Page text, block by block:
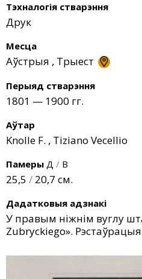
Тэхналогія стварэння
Друк
Месца
Аўстрыя , Трыест
Перыяд стварэння
1801 — 1900 гг.
Аўтар
Knolle F. , Tiziano Vecellio
Памеры Д / В
25,5 / 20,7 см.
Дадатковыя адзнакі
У правым ніжнім вуглу
Zubryckiego». Рэстаўрацыя